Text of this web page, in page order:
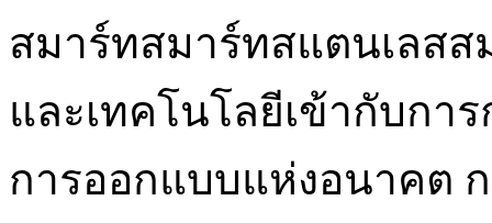
สมาร์ทสมาร์ทสแตนเลส
และเทคโนโลยีเข้ากับก
การออกแบบแห่งอนาคต